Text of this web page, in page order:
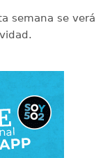
semana se verá